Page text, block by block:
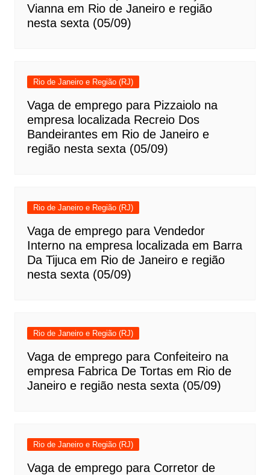
Vianna em Rio de Janeiro e região
nesta sexta (05/09)
Rio de Janeiro e Região (RJ)
Vaga de emprego para Pizzaiolo na
empresa localizada Recreio Dos
Bandeirantes em Rio de Janeiro e
região nesta sexta (05/09)
Rio de Janeiro e Região (RJ)
Vaga de emprego para Vendedor
Interno na empresa localizada em Barra
Da Tijuca em Rio de Janeiro e região
nesta sexta (05/09)
Rio de Janeiro e Região (RJ)
Vaga de emprego para Confeiteiro na
empresa Fabrica De Tortas em Rio de
Janeiro e região nesta sexta (05/09)
Rio de Janeiro e Região (RJ)
Vaga de emprego para Corretor de